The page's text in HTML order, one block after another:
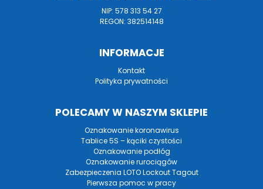
NIP: 578 313 54 27
REGON: 382514148
INFORMACJE
Kontakt
Polityka prywatności
POLECAMY W NASZYM SKLEPIE
Oznakowanie koronawirus
Tablice 5S – kąciki czystości
Oznakowanie podłóg
Oznakowanie rurociągów
Zabezpieczenia LOTO Lockout Tagout
Pierwsza pomoc w pracy